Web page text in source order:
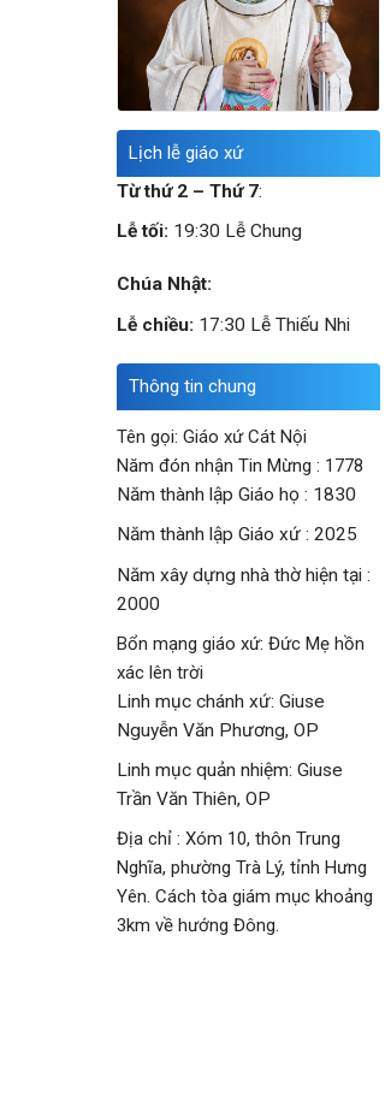
Lịch lễ giáo xứ
Từ thứ 2 – Thứ 7:
Lễ tối: 19:30 Lễ Chung
Chúa Nhật:
Lễ chiều: 17:30 Lễ Thiếu Nhi
Thông tin chung
Tên gọi: Giáo xứ Cát Nội
Năm đón nhận Tin Mừng : 1778
Năm thành lập Giáo họ : 1830
Năm thành lập Giáo xứ : 2025
Năm xây dựng nhà thờ hiện tại :
2000
Bổn mạng giáo xứ: Đức Mẹ hồn
xác lên trời
Linh mục chánh xứ: Giuse
Nguyễn Văn Phương, OP
Linh mục quản nhiệm: Giuse
Trần Văn Thiên, OP
Địa chỉ : Xóm 10, thôn Trung
Nghĩa, phường Trà Lý, tỉnh Hưng
Yên. Cách tòa giám mục khoảng
3km về hướng Đông.